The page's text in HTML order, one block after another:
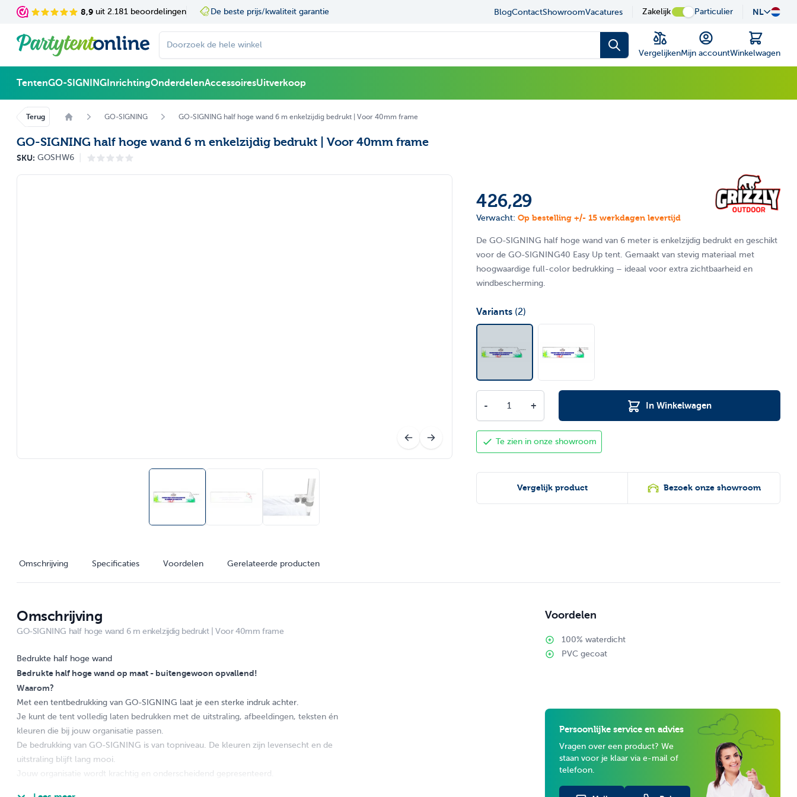
Ga naar de inhoud 8,9 uit 2.181 beoordelingen Navigating through the elements of the carousel is possible using the tab key.You can skip the
De beste prijs/kwaliteit garantie Ruime keuze in onze showroom
BlogContactShowroomVacatures Zakelijk Particulier NL
VergelijkenMijn account
Winkelwagen
Winkelwagen
TentenGO-SIGNING InrichtingOnderdelenAccessoiresUitverkoop
Terug GO-SIGNING GO-SIGNING half hoge wand 6 m enkelzijdig bedrukt | Voor 40mm frame
GO-SIGNING half hoge wand 6 m enkelzijdig bedrukt | Voor 40mm frame
SKU: GOSHW6
426,29
Verwacht: Op bestelling +/- 15 werkdagen levertijd
De GO-SIGNING half hoge wand van 6 meter is enkelzijdig bedrukt en geschikt
voor de GO-SIGNING40 Easy Up tent. Gemaakt van stevig materiaal met
hoogwaardige full-color bedrukking – ideaal voor extra zichtbaarheid en
windbescherming.
Variants (2)
- + In Winkelwagen
Te zien in onze showroom
Vergelijk product Bezoek onze showroom
Omschrijving Specificaties Voordelen Gerelateerde producten
Omschrijving
GO-SIGNING half hoge wand 6 m enkelzijdig bedrukt | Voor 40mm frame
Bedrukte half hoge wand
Bedrukte half hoge wand op maat - buitengewoon opvallend!
Waarom?
Met een tentbedrukking van GO-SIGNING laat je een sterke indruk achter.
Je kunt de tent volledig laten bedrukken met de uitstraling, afbeeldingen, teksten én
kleuren die bij jouw organisatie passen.
De bedrukking van GO-SIGNING is van topniveau. De kleuren zijn levensecht en de
uitstraling blijft lang mooi.
Jouw organisatie wordt krachtig en onderscheidend gepresenteerd.
Voordelen
100% waterdicht
PVC gecoat
Persoonlijke service en advies
Vragen over een product? We
staan voor je klaar via e-mail of
telefoon.